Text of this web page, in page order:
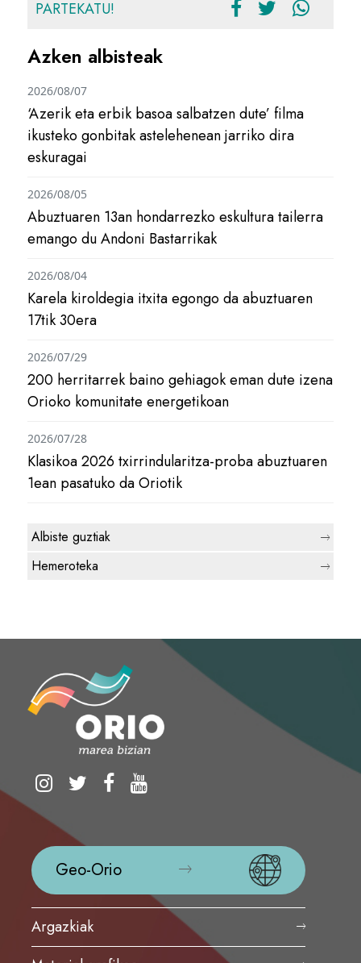
PARTEKATU!
Azken albisteak
‘Azerik eta erbik basoa salbatzen dute’ filma
ikusteko gonbitak astelehenean jarriko dira
eskuragai
2026/08/07
Abuztuaren 13an hondarrezko eskultura tailerra
emango du Andoni Bastarrikak
2026/08/05
Karela kiroldegia itxita egongo da abuztuaren
17tik 30era
2026/08/04
200 herritarrek baino gehiagok eman dute izena
Orioko komunitate energetikoan
2026/07/29
Klasikoa 2026 txirrindularitza-proba abuztuaren
1ean pasatuko da Oriotik
2026/07/28
Albiste guztiak
Hemeroteka
Geo-Orio
Argazkiak